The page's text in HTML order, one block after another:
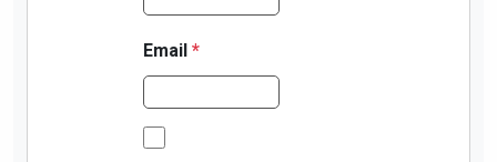
Email *